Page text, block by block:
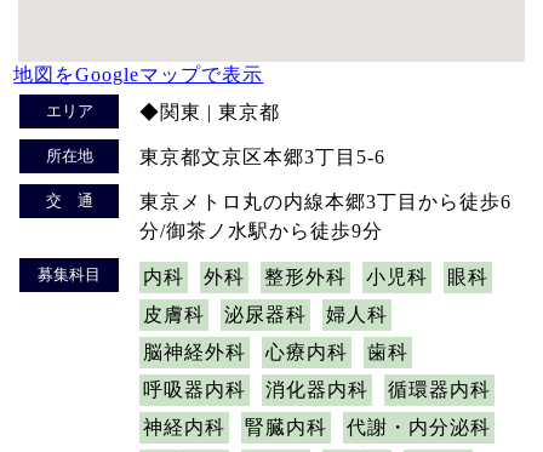
地図をGoogleマップで表示
エリア ◆関東 | 東京都
所在地 東京都文京区本郷3丁目5-6
交 通
東京メトロ丸の内線本郷3丁目から徒歩6
分/御茶ノ水駅から徒歩9分
募集科目 内科 外科 整形外科 小児科
眼科
皮膚科
泌尿器科
婦人科
脳神経外科
心療内科
歯科
呼吸器内科
消化器内科
循環器内科
神経内科
腎臓内科
代謝・内分泌科